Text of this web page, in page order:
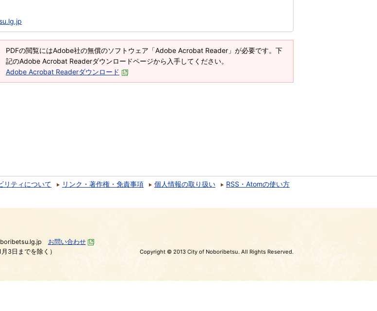
PDFの閲覧にはAdobe社の無償のソフトウェア「Adobe Acrobat Reader」が必要です。下
記のAdobe Acrobat Readerダウンロードページから入手してください。
Adobe Acrobat Readerダウンロード
リティについて リンク・著作権・免責事項 個人情報の取り扱い
RSS・Atomの使い方
お問い合わせ
3日までを除く）
Copyright © 2013 City of Noboribetsu. All Rights Reserved.